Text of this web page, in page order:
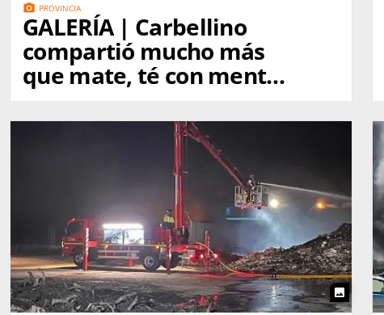
photo_camera PROVINCIA
GALERÍA | Carbellino
compartió mucho más
que mate, té con menta
y dulces
photo